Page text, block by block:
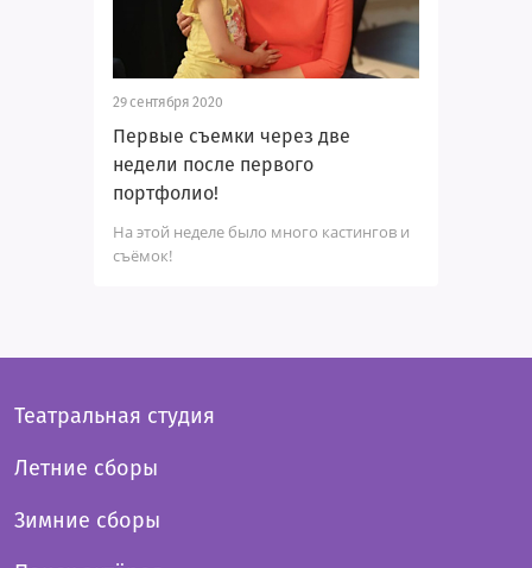
29 сентября 2020
Первые съемки через две
недели после первого
портфолио!
На этой неделе было много кастингов и
съёмок!
Театральная студия
Летние сборы
Зимние сборы